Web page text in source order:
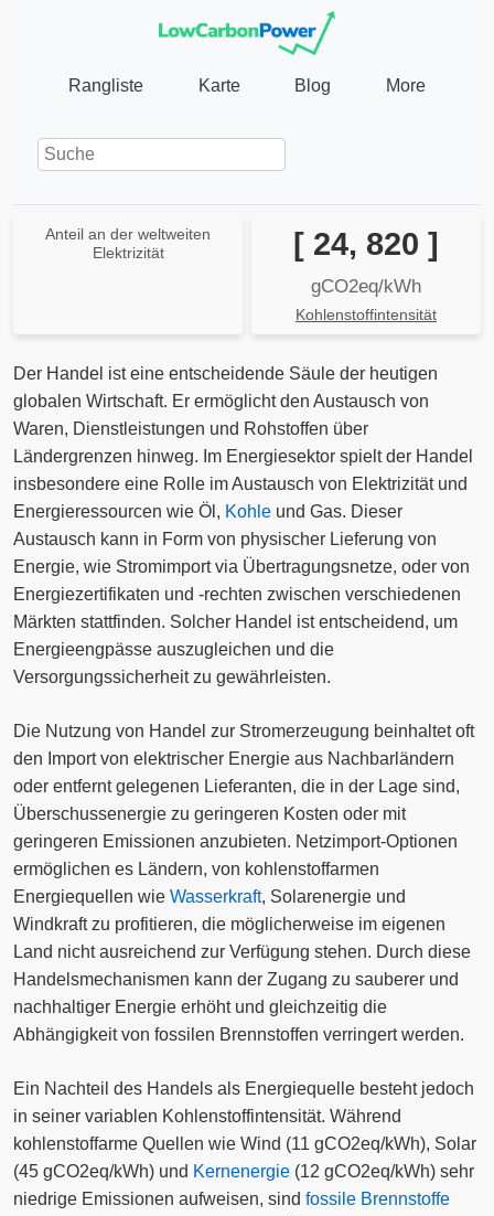
Rangliste Karte Blog More
Anteil an der weltweiten
Elektrizität
[ 24, 820 ]
gCO2eq/kWh
Kohlenstoffintensität
Der Handel ist eine entscheidende Säule der heutigen
globalen Wirtschaft. Er ermöglicht den Austausch von
Waren, Dienstleistungen und Rohstoffen über
Ländergrenzen hinweg. Im Energiesektor spielt der Handel
insbesondere eine Rolle im Austausch von Elektrizität und
Energieressourcen wie Öl, Kohle und Gas. Dieser
Austausch kann in Form von physischer Lieferung von
Energie, wie Stromimport via Übertragungsnetze, oder von
Energiezertifikaten und -rechten zwischen verschiedenen
Märkten stattfinden. Solcher Handel ist entscheidend, um
Energieengpässe auszugleichen und die
Versorgungssicherheit zu gewährleisten.
Die Nutzung von Handel zur Stromerzeugung beinhaltet oft
den Import von elektrischer Energie aus Nachbarländern
oder entfernt gelegenen Lieferanten, die in der Lage sind,
Überschussenergie zu geringeren Kosten oder mit
geringeren Emissionen anzubieten. Netzimport-Optionen
ermöglichen es Ländern, von kohlenstoffarmen
Energiequellen wie Wasserkraft, Solarenergie und
Windkraft zu profitieren, die möglicherweise im eigenen
Land nicht ausreichend zur Verfügung stehen. Durch diese
Handelsmechanismen kann der Zugang zu sauberer und
nachhaltiger Energie erhöht und gleichzeitig die
Abhängigkeit von fossilen Brennstoffen verringert werden.
Ein Nachteil des Handels als Energiequelle besteht jedoch
in seiner variablen Kohlenstoffintensität. Während
kohlenstoffarme Quellen wie Wind (11 gCO2eq/kWh), Solar
(45 gCO2eq/kWh) und Kernenergie (12 gCO2eq/kWh) sehr
niedrige Emissionen aufweisen, sind fossile Brennstoffe